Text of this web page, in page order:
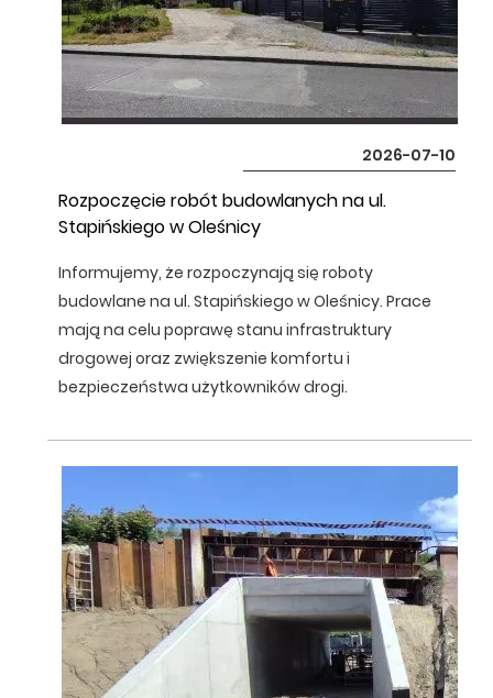
2026-07-10
Rozpoczęcie robót budowlanych na ul.
Stapińskiego w Oleśnicy
Informujemy, że rozpoczynają się roboty
budowlane na ul. Stapińskiego w Oleśnicy. Prace
mają na celu poprawę stanu infrastruktury
drogowej oraz zwiększenie komfortu i
bezpieczeństwa użytkowników drogi.